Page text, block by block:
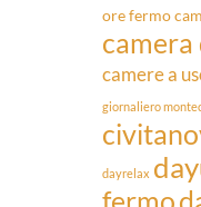
ore fermo
camera
camere a
giornaliero
dayrelax